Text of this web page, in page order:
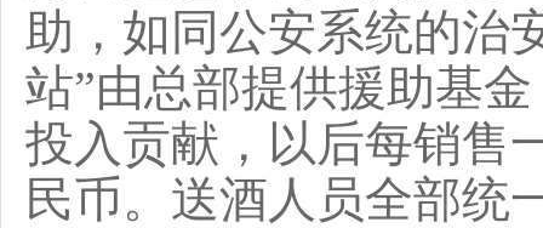
助，如同公安系统的治
站”由总部提供援助基
投入贡献，以后每销售
民币。送酒人员全部统